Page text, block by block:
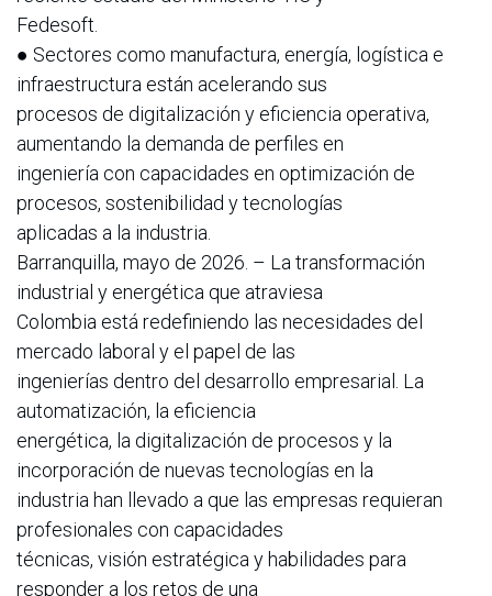
Fedesoft.
● Sectores como manufactura, energía, logística e
infraestructura están acelerando sus
procesos de digitalización y eficiencia operativa,
aumentando la demanda de perfiles en
ingeniería con capacidades en optimización de
procesos, sostenibilidad y tecnologías
aplicadas a la industria.
Barranquilla, mayo de 2026. – La transformación
industrial y energética que atraviesa
Colombia está redefiniendo las necesidades del
mercado laboral y el papel de las
ingenierías dentro del desarrollo empresarial. La
automatización, la eficiencia
energética, la digitalización de procesos y la
incorporación de nuevas tecnologías en la
industria han llevado a que las empresas requieran
profesionales con capacidades
técnicas, visión estratégica y habilidades para
responder a los retos de una